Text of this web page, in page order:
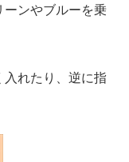
ーンやブルーを乗
れたり、逆に指